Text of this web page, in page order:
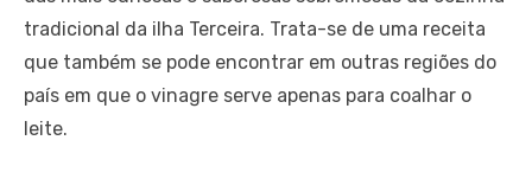
tradicional da ilha Terceira. Trata-se de uma receita
que também se pode encontrar em outras regiões do
país em que o vinagre serve apenas para coalhar o
leite.